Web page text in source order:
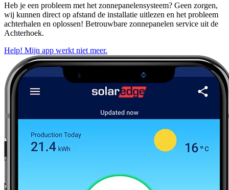
Heb je een probleem met het zonnepanelensysteem? Geen zorgen,
wij kunnen direct op afstand de installatie uitlezen en het probleem
achterhalen en oplossen! Betrouwbare zonnepanelen service uit de
Achterhoek.
Help! Mijn app werkt niet meer.